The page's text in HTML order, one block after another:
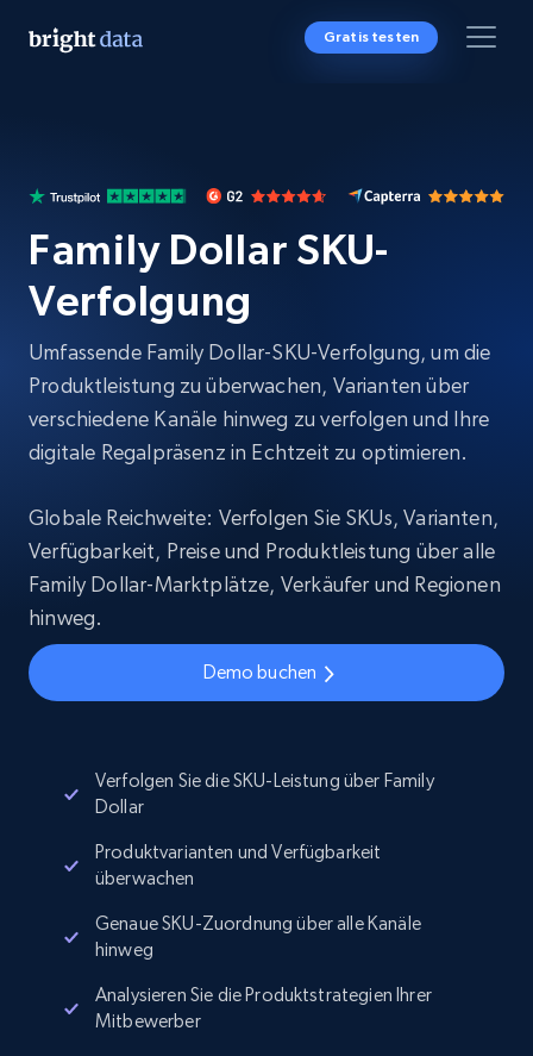
Gratis testen
Family Dollar SKU-
Verfolgung
Umfassende Family Dollar-SKU-Verfolgung, um die
Produktleistung zu überwachen, Varianten über
verschiedene Kanäle hinweg zu verfolgen und Ihre
digitale Regalpräsenz in Echtzeit zu optimieren.
Globale Reichweite: Verfolgen Sie SKUs, Varianten,
Verfügbarkeit, Preise und Produktleistung über alle
Family Dollar-Marktplätze, Verkäufer und Regionen
hinweg.
Demo buchen
Verfolgen Sie die SKU-Leistung über Family
Dollar
Produktvarianten und Verfügbarkeit
überwachen
Genaue SKU-Zuordnung über alle Kanäle
hinweg
Analysieren Sie die Produktstrategien Ihrer
Mitbewerber